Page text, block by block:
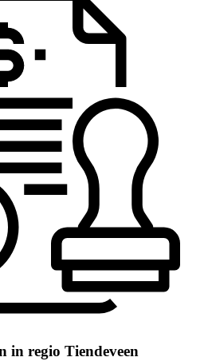
in regio Tiendeveen